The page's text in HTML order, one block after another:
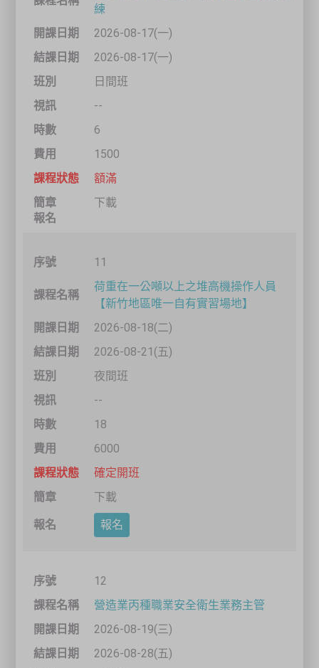
練
2026-08-17(一)
2026-08-17(一)
日間班
--
6
1500
額滿
下載
11
荷重在一公噸以上之堆高機操作人員
【新竹地區唯一自有實習場地】
2026-08-18(二)
2026-08-21(五)
夜間班
--
18
6000
確定開班
下載
報名
12
營造業丙種職業安全衛生業務主管
2026-08-19(三)
2026-08-28(五)